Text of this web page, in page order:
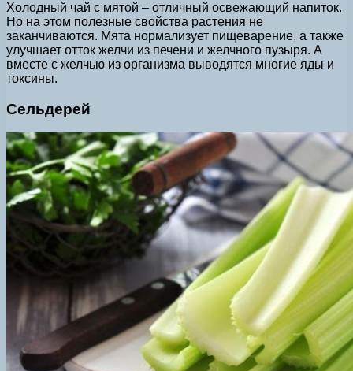
Холодный чай с мятой – отличный освежающий напиток.
Но на этом полезные свойства растения не
заканчиваются. Мята нормализует пищеварение, а также
улучшает отток желчи из печени и желчного пузыря. А
вместе с желчью из организма выводятся многие яды и
токсины.
Сельдерей